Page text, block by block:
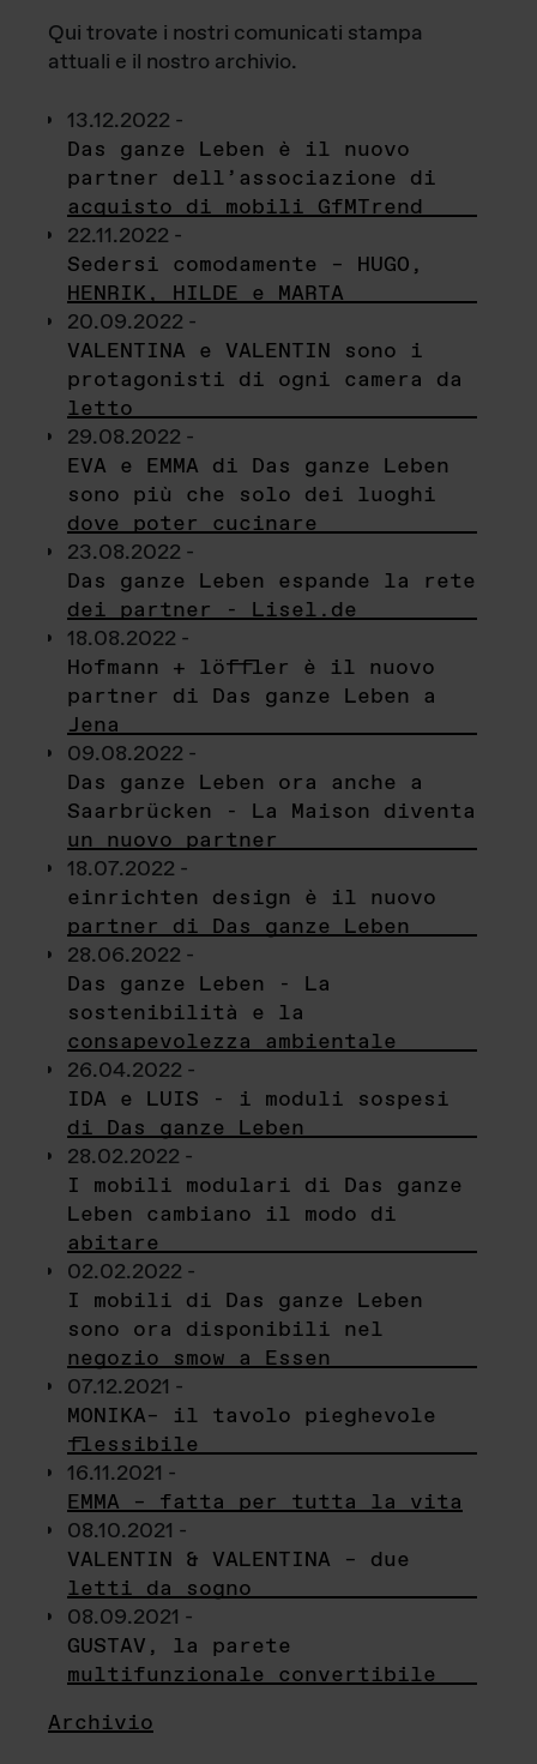
Qui trovate i nostri comunicati stampa
attuali e il nostro archivio.
13.12.2022 -
Das ganze Leben è il nuovo
partner dell’associazione di
acquisto di mobili GfMTrend
22.11.2022 -
Sedersi comodamente – HUGO,
HENRIK, HILDE e MARTA
20.09.2022 -
VALENTINA e VALENTIN sono i
protagonisti di ogni camera da
letto
29.08.2022 -
EVA e EMMA di Das ganze Leben
sono più che solo dei luoghi
dove poter cucinare
23.08.2022 -
Das ganze Leben espande la rete
dei partner - Lisel.de
18.08.2022 -
Hofmann + löffler è il nuovo
partner di Das ganze Leben a
Jena
09.08.2022 -
Das ganze Leben ora anche a
Saarbrücken - La Maison diventa
un nuovo partner
18.07.2022 -
einrichten design è il nuovo
partner di Das ganze Leben
28.06.2022 -
Das ganze Leben - La
sostenibilità e la
consapevolezza ambientale
26.04.2022 -
IDA e LUIS - i moduli sospesi
di Das ganze Leben
28.02.2022 -
I mobili modulari di Das ganze
Leben cambiano il modo di
abitare
02.02.2022 -
I mobili di Das ganze Leben
sono ora disponibili nel
negozio smow a Essen
07.12.2021 -
MONIKA– il tavolo pieghevole
flessibile
16.11.2021 -
EMMA – fatta per tutta la vita
08.10.2021 -
VALENTIN & VALENTINA – due
letti da sogno
08.09.2021 -
GUSTAV, la parete
multifunzionale convertibile
Archivio